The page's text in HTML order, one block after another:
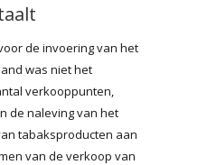
de invoering van het
was niet het
verkooppunten,
de naleving van het
tabaksproducten aan
van de verkoop van